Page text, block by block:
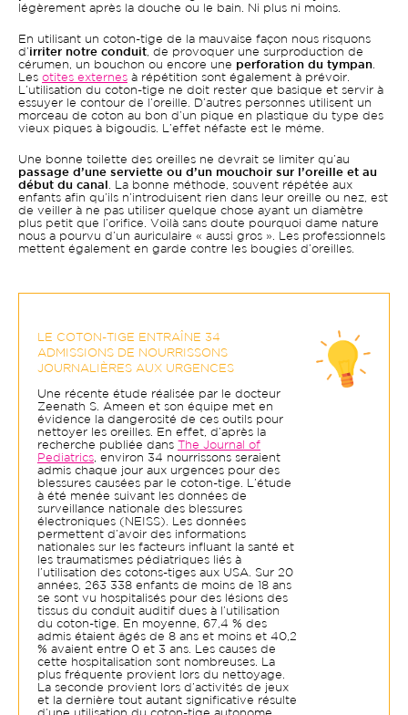
légèrement après la douche ou le bain. Ni plus ni moins.
En utilisant un coton-tige de la mauvaise façon nous risquons
d’irriter notre conduit , de provoquer une surproduction de
cérumen, un bouchon ou encore une perforation du tympan
Les otites externes à répétition sont également à prévoir.
L’utilisation du coton-tige ne doit rester que basique et servir à
essuyer le contour de l’oreille. D’autres personnes utilisent un
morceau de coton au bon d’un pique en plastique du type des
vieux piques à bigoudis. L’effet néfaste est le même.
Une bonne toilette des oreilles ne devrait se limiter qu’au
passage d’une serviette ou d’un mouchoir sur l’oreille et au
début du canal
. La bonne méthode, souvent répétée aux
enfants afin qu’ils n’introduisent rien dans leur oreille ou nez, est
de veiller à ne pas utiliser quelque chose ayant un diamètre
plus petit que l’orifice. Voilà sans doute pourquoi dame nature
nous a pourvu d’un auriculaire « aussi gros ». Les professionnels
mettent également en garde contre les bougies d’oreilles.
LE COTON-TIGE ENTRAÎNE 34
ADMISSIONS DE NOURRISSONS
JOURNALIÈRES AUX URGENCES
Une récente étude réalisée par le docteur
Zeenath S. Ameen et son équipe met en
évidence la dangerosité de ces outils pour
nettoyer les oreilles. En effet, d’après la
recherche publiée dans
The Journal of
Pediatrics , environ 34 nourrissons seraient
admis chaque jour aux urgences pour des
blessures causées par le coton-tige. L’étude
à été menée suivant les données de
surveillance nationale des blessures
électroniques (NEISS). Les données
permettent d’avoir des informations
nationales sur les facteurs influant la santé et
les traumatismes pédiatriques liés à
l’utilisation des cotons-tiges aux USA. Sur 20
années, 263 338 enfants de moins de 18 ans
se sont vu hospitalisés pour des lésions des
tissus du conduit auditif dues à l’utilisation
du coton-tige. En moyenne, 67,4 % des
admis étaient âgés de 8 ans et moins et 40,2
% avaient entre 0 et 3 ans. Les causes de
cette hospitalisation sont nombreuses. La
plus fréquente provient lors du nettoyage.
La seconde provient lors d’activités de jeux
et la dernière tout autant significative résulte